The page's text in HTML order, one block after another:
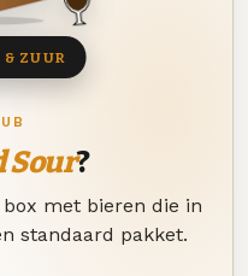
Sour?
met bieren die in
standaard pakket.
ZUUR